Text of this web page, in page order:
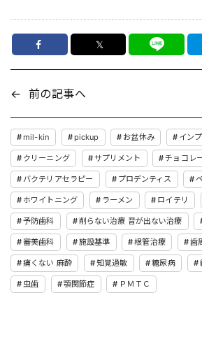
𝕏
← 前の記事へ
mil-kin pickup お盆休み イン
クリーニング サプリメント チョコレ
バクテリアセラピー プロデンティス
ホワイトニング ラーメン ロイテリ
予防歯科 削らない治療 音が出ない治療
審美歯科 施設基準 根管治療 歯
痛くない 麻酔 知覚過敏 糖尿病
虫歯 顎関節症 ＰＭＴＣ